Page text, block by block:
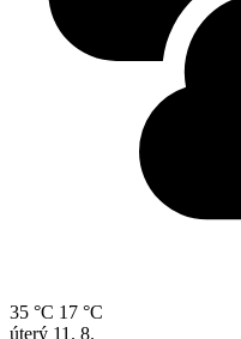
35 °C 17 °C
úterý 11. 8.